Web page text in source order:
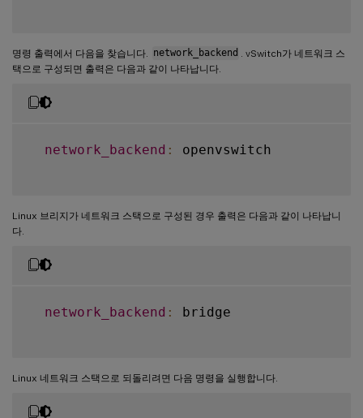
명령 출력에서 다음을 찾습니다. network_backend
. vSwitch가 네트워크 스
택으로 구성되면 출력은 다음과 같이 나타납니다.
network_backend : openvswitch
Linux 브리지가 네트워크 스택으로 구성된 경우 출력은 다음과 같이 나타납니
다.
network_backend : bridge
Linux 네트워크 스택으로 되돌리려면 다음 명령을 실행합니다.